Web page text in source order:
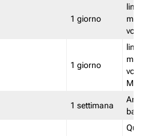
1 giorno
1 giorno
1 settimana